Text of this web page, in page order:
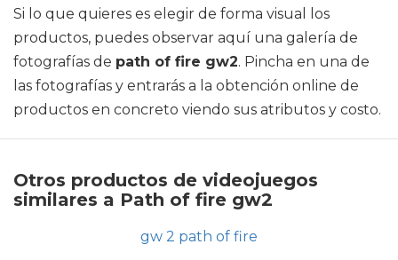
Si lo que quieres es elegir de forma visual los
productos, puedes observar aquí una galería de
fotografías de path of fire gw2. Pincha en una de
las fotografías y entrarás a la obtención online de
productos en concreto viendo sus atributos y costo.
Otros productos de videojuegos
similares a Path of fire gw2
gw 2 path of fire